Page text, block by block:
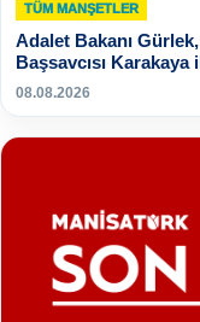
TÜM MANŞETLER
Adalet Bakanı
Başsavcısı
08.08.2026